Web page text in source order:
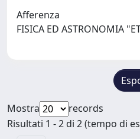
Afferenza
FISICA ED ASTRONOMIA
Mostra
records
Risultati 1 - 2 di 2 (tempo di